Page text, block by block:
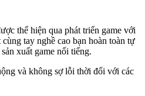
thể hiện qua phát triển game với
tay nghề cao bạn hoàn toàn tự
xuất game nổi tiếng.
và không sợ lỗi thời đối với các